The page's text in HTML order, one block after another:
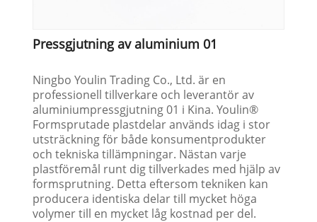
Pressgjutning av aluminium 01
Ningbo Youlin Trading Co., Ltd. är en
professionell tillverkare och leverantör av
aluminiumpressgjutning 01 i Kina. Youlin®
Formsprutade plastdelar används idag i stor
utsträckning för både konsumentprodukter
och tekniska tillämpningar. Nästan varje
plastföremål runt dig tillverkades med hjälp av
formsprutning. Detta eftersom tekniken kan
producera identiska delar till mycket höga
volymer till en mycket låg kostnad per del.